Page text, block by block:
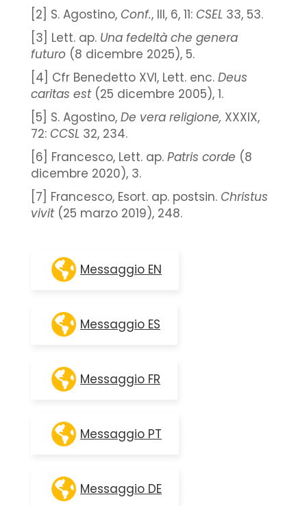
[2] S. Agostino, Conf., III, 6, 11: CSEL 33, 53.
[3] Lett. ap. Una fedeltà che genera
futuro (8 dicembre 2025), 5.
[4] Cfr Benedetto XVI, Lett. enc. Deus
caritas est(25 dicembre 2005), 1.
[5] S. Agostino, De vera religione, XXXIX,
72: CCSL 32, 234.
[6] Francesco, Lett. ap. Patris corde (8
dicembre 2020), 3.
[7] Francesco, Esort. ap. postsin. Christus
vivit(25 marzo 2019), 248.
Messaggio EN
Messaggio ES
Messaggio FR
Messaggio PT
Messaggio DE